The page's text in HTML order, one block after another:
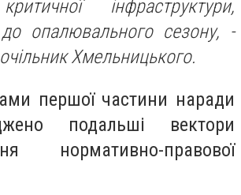
інфраструктури,
до опалювального сезону, -
Хмельницького.
першої частини наради
подальші вектори
нормативно-правової